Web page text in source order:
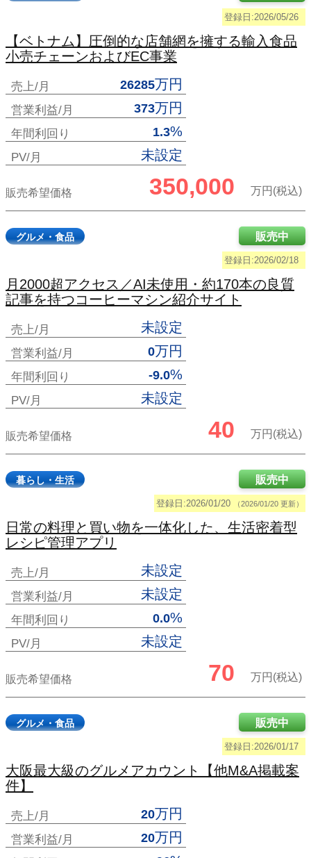
登録日:2026/05/26
【ベトナム】圧倒的な店舗網を擁する輸入食品
小売チェーンおよびEC事業
売上/月 26285万円
営業利益/月 373万円
年間利回り 1.3%
PV/月 未設定
販売希望価格 350,000 万円(税込)
グルメ・食品
登録日:2026/02/18
販売中
月2000超アクセス／AI未使用・約170本の良質
記事を持つコーヒーマシン紹介サイト
売上/月 未設定
営業利益/月 0万円
年間利回り -9.0%
PV/月 未設定
販売希望価格 40 万円(税込)
暮らし・生活
登録日:2026/01/20 （2026/01/20 更新）
販売中
日常の料理と買い物を一体化した、生活密着型
レシピ管理アプリ
売上/月 未設定
営業利益/月 未設定
年間利回り 0.0%
PV/月 未設定
販売希望価格 70 万円(税込)
グルメ・食品
登録日:2026/01/17
販売中
大阪最大級のグルメアカウント【他M&A掲載案
件】
売上/月 20万円
営業利益/月 20万円